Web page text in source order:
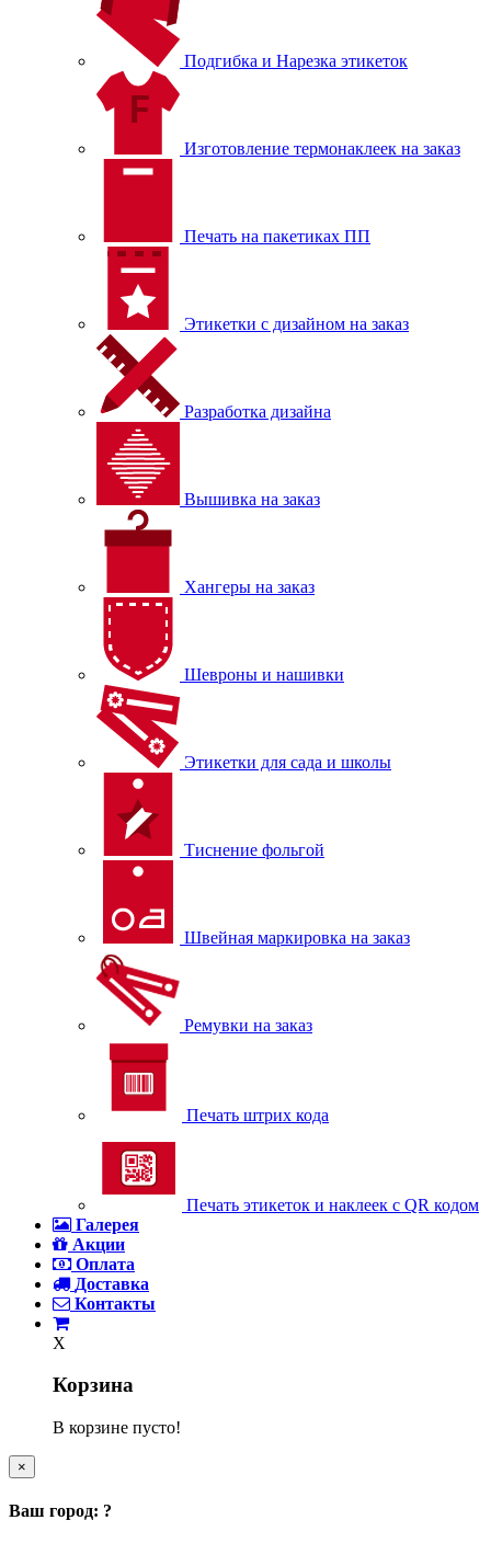
Подгибка и Нарезка этикеток
Изготовление термонаклеек на заказ
Печать на пакетиках ПП
Этикетки с дизайном на заказ
Разработка дизайна
Вышивка на заказ
Хангеры на заказ
Шевроны и нашивки
Этикетки для сада и школы
Тиснение фольгой
Швейная маркировка на заказ
Ремувки на заказ
Печать штрих кода
Печать этикеток и наклеек с QR кодом
Галерея
Акции
Оплата
Доставка
Контакты
X
Корзина
В корзине пусто!
×
Ваш город: ?